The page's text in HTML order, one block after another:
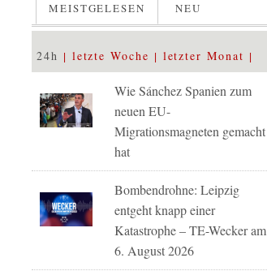
MEISTGELESEN NEU
24h letzte Woche letzter Monat
Wie Sánchez Spanien zum
neuen EU-
Migrationsmagneten gemacht
hat
Bombendrohne: Leipzig
entgeht knapp einer
Katastrophe – TE-Wecker am
6. August 2026